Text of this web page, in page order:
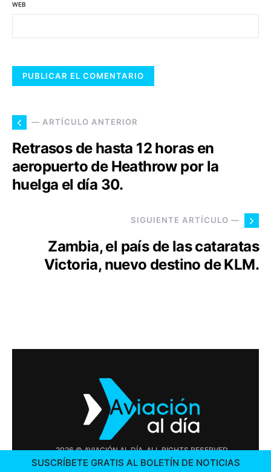
WEB
— ARTÍCULO ANTERIOR
Retrasos de hasta 12 horas en
aeropuerto de Heathrow por la
huelga el día 30.
SIGUIENTE ARTÍCULO —
Zambia, el país de las cataratas
Victoria, nuevo destino de KLM.
2026 © AVIACIÓN AL DÍA. ALL RIGHTS RESERVED
SUSCRÍBETE GRATIS AL BOLETÍN DE NOTICIAS